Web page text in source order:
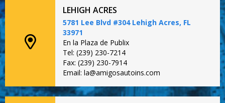
LEHIGH ACRES
5781 Lee Blvd #304 Lehigh Acres, FL
33971
En la Plaza de Publix
Tel: (239) 230-7214
Fax: (239) 230-7914
Email: la@amigosautoins.com